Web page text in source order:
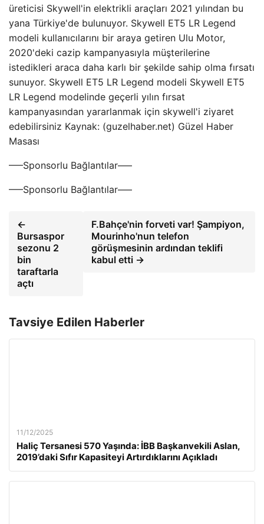
üreticisi Skywell'in elektrikli araçları 2021 yılından bu
yana Türkiye'de bulunuyor. Skywell ET5 LR Legend
modeli kullanıcılarını bir araya getiren Ulu Motor,
2020'deki cazip kampanyasıyla müşterilerine
istedikleri araca daha karlı bir şekilde sahip olma fırsatı
sunuyor. Skywell ET5 LR Legend modeli Skywell ET5
LR Legend modelinde geçerli yılın fırsat
kampanyasından yararlanmak için skywell'i ziyaret
edebilirsiniz Kaynak: (guzelhaber.net) Güzel Haber
Masası
—–Sponsorlu Bağlantılar—–
—–Sponsorlu Bağlantılar—–
←
Bursaspor
sezonu 2
bin
taraftarla
açtı
F.Bahçe'nin forveti var! Şampiyon,
Mourinho'nun telefon
görüşmesinin ardından teklifi
kabul etti →
Tavsiye Edilen Haberler
11/12/2025
Haliç Tersanesi 570 Yaşında: İBB Başkanvekili Aslan,
2019’daki Sıfır Kapasiteyi Artırdıklarını Açıkladı